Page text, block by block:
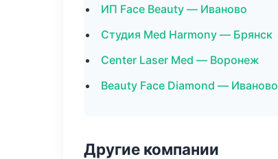
ИП Face Beauty — Иваново
Студия Med Harmony — Брянск
Center Laser Med — Воронеж
Beauty Face Diamond — Иваново
Другие компании